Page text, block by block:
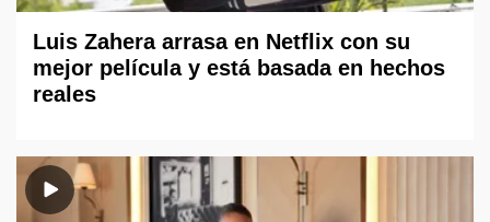
Luis Zahera arrasa en Netflix con su
mejor película y está basada en hechos
reales